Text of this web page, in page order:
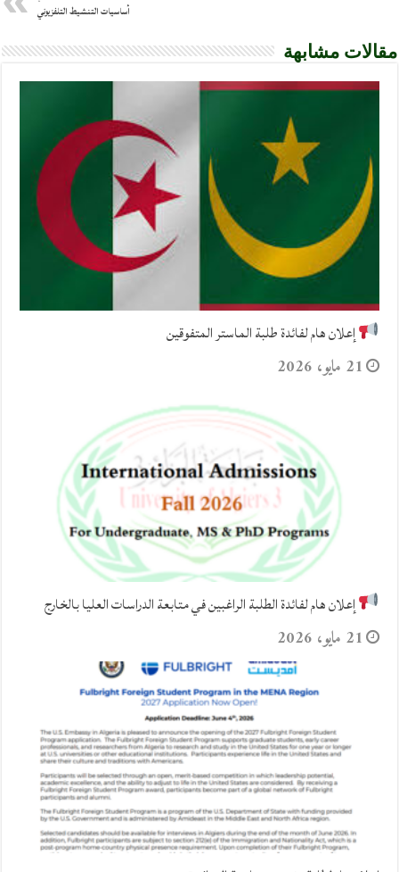
أساسيات التنشيط التلفزيوني
مقالات مشابهة
إعلان هام لفائدة طلبة الماستر المتفوقين
21 مايو، 2026
إعلان هام لفائدة الطلبة الراغبين في متابعة الدراسات العليا بالخارج
21 مايو، 2026